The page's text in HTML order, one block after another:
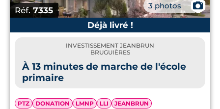
Réf. 7335 3 photos
📷
Déjà livré !
INVESTISSEMENT JEANBRUN
BRUGUIÈRES
À 13 minutes de marche de l'école
primaire
PTZ DONATION LMNP LLI JEANBRUN